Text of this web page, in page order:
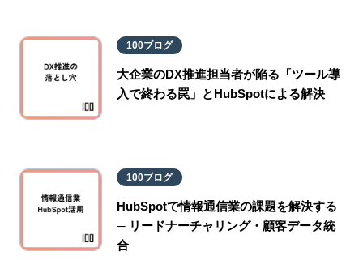
100ブログ
大企業のDX推進担当者が陥る「ツール導
入で終わる罠」とHubSpotによる解決
100ブログ
HubSpotで情報通信業の課題を解決する
─ リードナーチャリング・顧客データ統
合